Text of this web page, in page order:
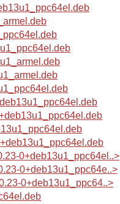
0+deb13u1_ppc64el..>
0+deb13u1_ppc64e..>
0+deb13u1_ppc64..>